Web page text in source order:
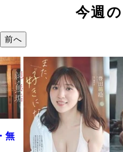
今週
前へ